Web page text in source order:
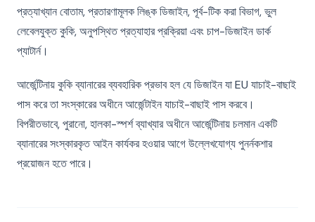
প্রত্যাখ্যান বোতাম, প্রতারণামূলক লিঙ্ক ডিজাইন, পূর্ব-টিক করা বিভাগ, ভুল
লেবেলযুক্ত কুকি, অনুপস্থিত প্রত্যাহার প্রক্রিয়া এবং চাপ-ডিজাইন ডার্ক
প্যাটার্ন।
আর্জেন্টিনায় কুকি ব্যানারের ব্যবহারিক প্রভাব হল যে ডিজাইন যা EU যাচাই-বাছাই
পাস করে তা সংস্কারের অধীনে আর্জেন্টাইন যাচাই-বাছাই পাস করবে।
বিপরীতভাবে, পুরানো, হালকা-স্পর্শ ব্যাখ্যার অধীনে আর্জেন্টিনায় চলমান একটি
ব্যানারের সংস্কারকৃত আইন কার্যকর হওয়ার আগে উল্লেখযোগ্য পুনর্নকশার
প্রয়োজন হতে পারে।